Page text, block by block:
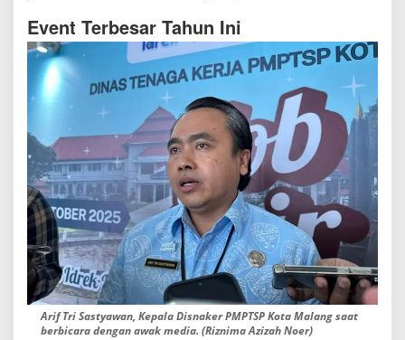
Event Terbesar Tahun Ini
Arif Tri Sastyawan, Kepala Disnaker PMPTSP Kota Malang saat
berbicara dengan awak media. (Riznima Azizah Noer)